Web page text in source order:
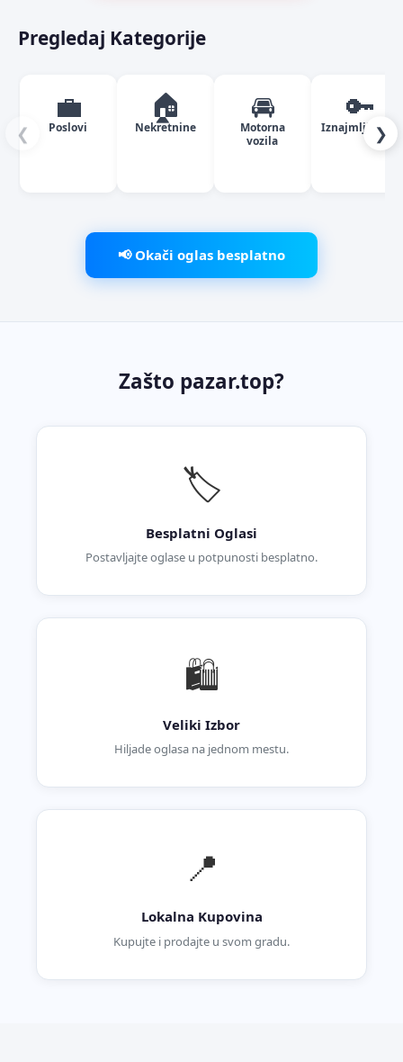
Pregledaj Kategorije
❮
💼
Poslovi
🏠
Nekretnine
🚘
Motorna
vozila
🔑
Iznajmljivanje
❯
📢 Okači oglas besplatno
Zašto pazar.top?
🏷️
Besplatni Oglasi
Postavljajte oglase u potpunosti besplatno.
🛍️
Veliki Izbor
Hiljade oglasa na jednom mestu.
📍
Lokalna Kupovina
Kupujte i prodajte u svom gradu.